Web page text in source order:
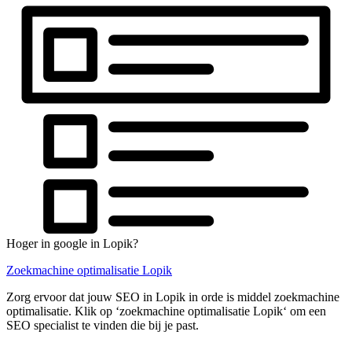
Hoger in google in Lopik?
Zoekmachine optimalisatie Lopik
Zorg ervoor dat jouw SEO in Lopik in orde is middel zoekmachine
optimalisatie. Klik op ‘zoekmachine optimalisatie Lopik‘ om een
SEO specialist te vinden die bij je past.